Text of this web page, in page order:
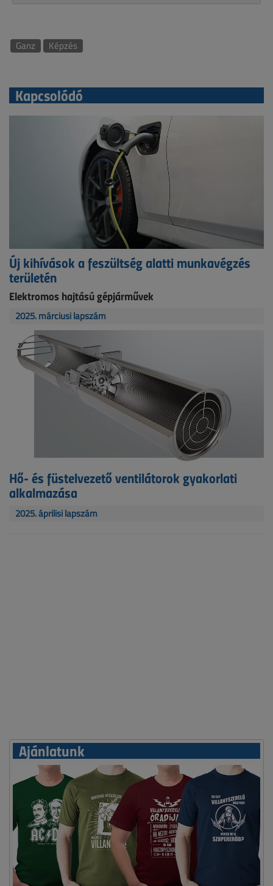
Ganz Képzés
Kapcsolódó
Új kihívások a feszültség alatti munkavégzés
területén
Elektromos hajtású gépjárművek
2025. márciusi lapszám
Hő- és füstelvezető ventilátorok gyakorlati
alkalmazása
2025. áprilisi lapszám
Ajánlatunk